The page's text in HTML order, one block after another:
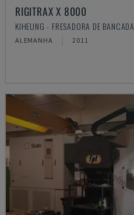
RIGITRAX X 8000
KIHEUNG - FRESADORA DE BANCADA
ALEMANHA 2011